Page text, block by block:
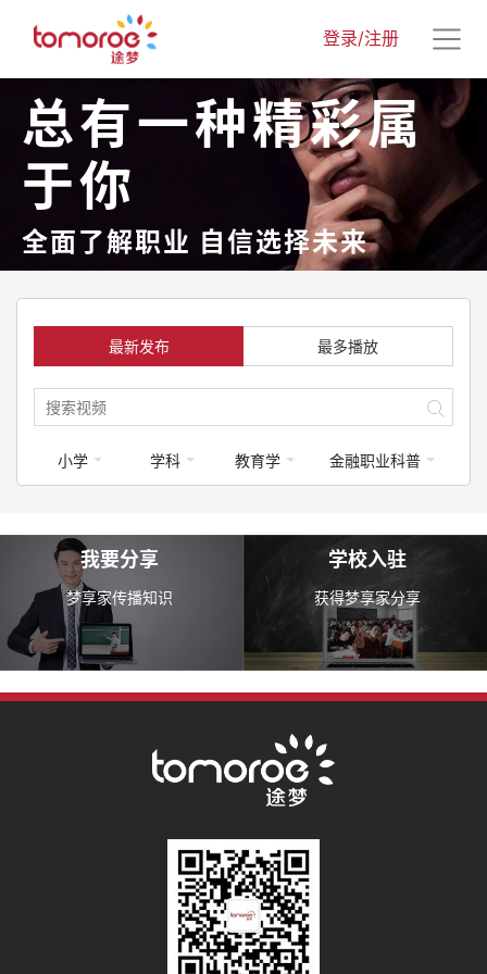
登录/注册
总有一种精彩属
于你
全面了解职业 自信选择未来
最新发布 最多播放
小学 学科 教育学 金融职业科普
我要分享
梦享家传播知识
学校入驻
获得梦享家分享